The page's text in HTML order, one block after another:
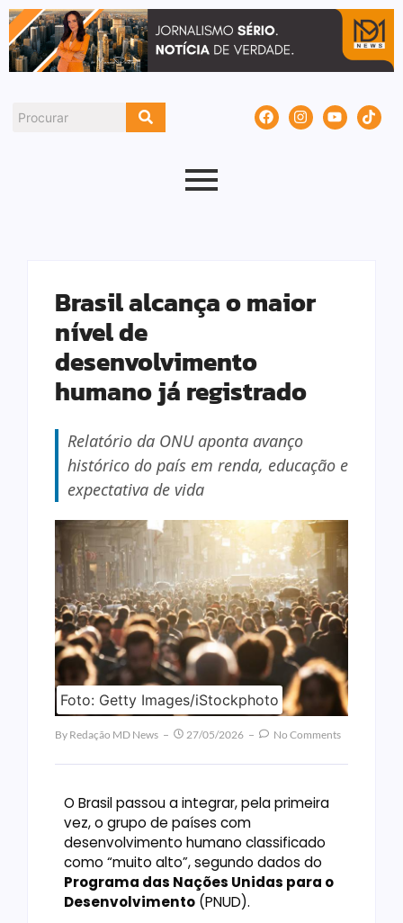
Brasil alcança o maior
nível de
desenvolvimento
humano já registrado
Relatório da ONU aponta avanço
histórico do país em renda, educação e
expectativa de vida
Foto: Getty Images/iStockphoto
By Redação MD News 27/05/2026 No Comments
O Brasil passou a integrar, pela primeira
vez, o grupo de países com
desenvolvimento humano classificado
como “muito alto”, segundo dados do
Programa das Nações Unidas para o
Desenvolvimento (PNUD).